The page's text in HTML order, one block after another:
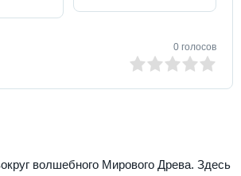
0 голосов
волшебного Мирового Древа. Здесь